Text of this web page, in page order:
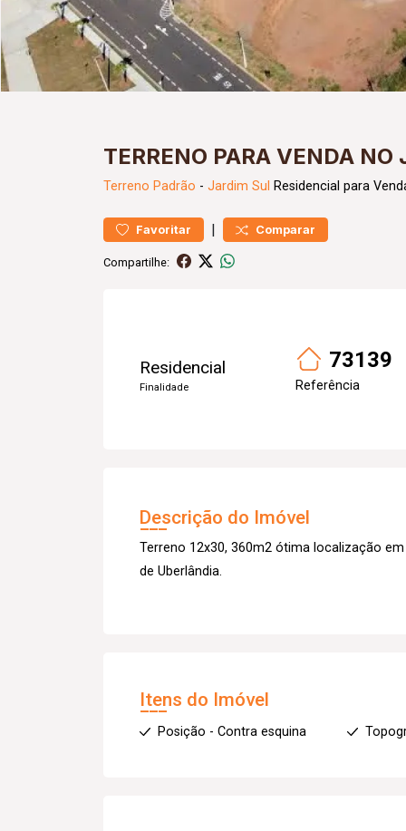
TERRENO PARA VENDA NO
Terreno Padrão - Jardim Sul Residencial para
Favoritar | Comparar
Compartilhe:
Residencial
Finalidade
73139
Referência
Descrição do Imóvel
Terreno 12x30, 360m2 ótima localização
de Uberlândia.
Itens do Imóvel
Posição - Contra esquina